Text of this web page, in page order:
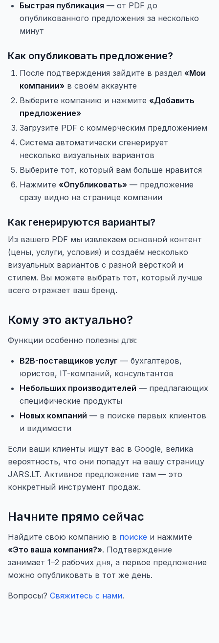
Быстрая публикация — от PDF до
опубликованного предложения за несколько
минут
Как опубликовать предложение?
После подтверждения зайдите в раздел «Мои
компании» в своём аккаунте
Выберите компанию и нажмите «Добавить
предложение»
Загрузите PDF с коммерческим предложением
Система автоматически сгенерирует
несколько визуальных вариантов
Выберите тот, который вам больше нравится
Нажмите «Опубликовать» — предложение
сразу видно на странице компании
Как генерируются варианты?
Из вашего PDF мы извлекаем основной контент
(цены, услуги, условия) и создаём несколько
визуальных вариантов с разной вёрсткой и
стилем. Вы можете выбрать тот, который лучше
всего отражает ваш бренд.
Кому это актуально?
Функции особенно полезны для:
B2B-поставщиков услуг — бухгалтеров,
юристов, IT-компаний, консультантов
Небольших производителей — предлагающих
специфические продукты
Новых компаний — в поиске первых клиентов
и видимости
Если ваши клиенты ищут вас в Google, велика
вероятность, что они попадут на вашу страницу
JARS.LT. Активное предложение там — это
конкретный инструмент продаж.
Начните прямо сейчас
Найдите свою компанию в поиске и нажмите
«Это ваша компания?». Подтверждение
занимает 1–2 рабочих дня, а первое предложение
можно опубликовать в тот же день.
Вопросы? Свяжитесь с нами.